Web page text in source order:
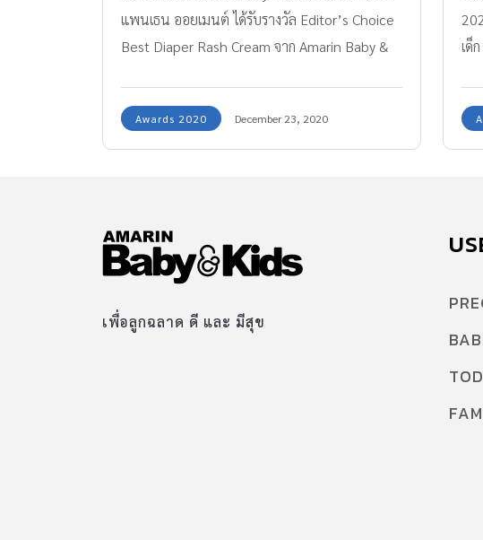
แพนเธน ออยเมนต์ ได้รับรางวัล Editor’s Choice
Best Diaper Rash Cream จาก Amarin Baby &
Awards 2020 December 23, 2020
เด็
เล
สุข
ลูก
ต่
เพื่อลูกฉลาด ดี และ มีสุข